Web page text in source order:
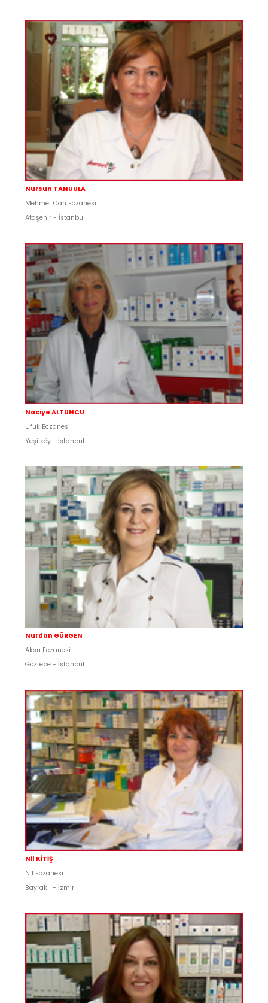
Nursun TANUULA
Mehmet Can Eczanesi
Ataşehir - İstanbul
Naciye ALTUNCU
Ufuk Eczanesi
Yeşilköy - İstanbul
Nurdan GÜRGEN
Aksu Eczanesi
Göztepe - İstanbul
Nil KİTİŞ
Nil Eczanesi
Bayraklı - İzmir